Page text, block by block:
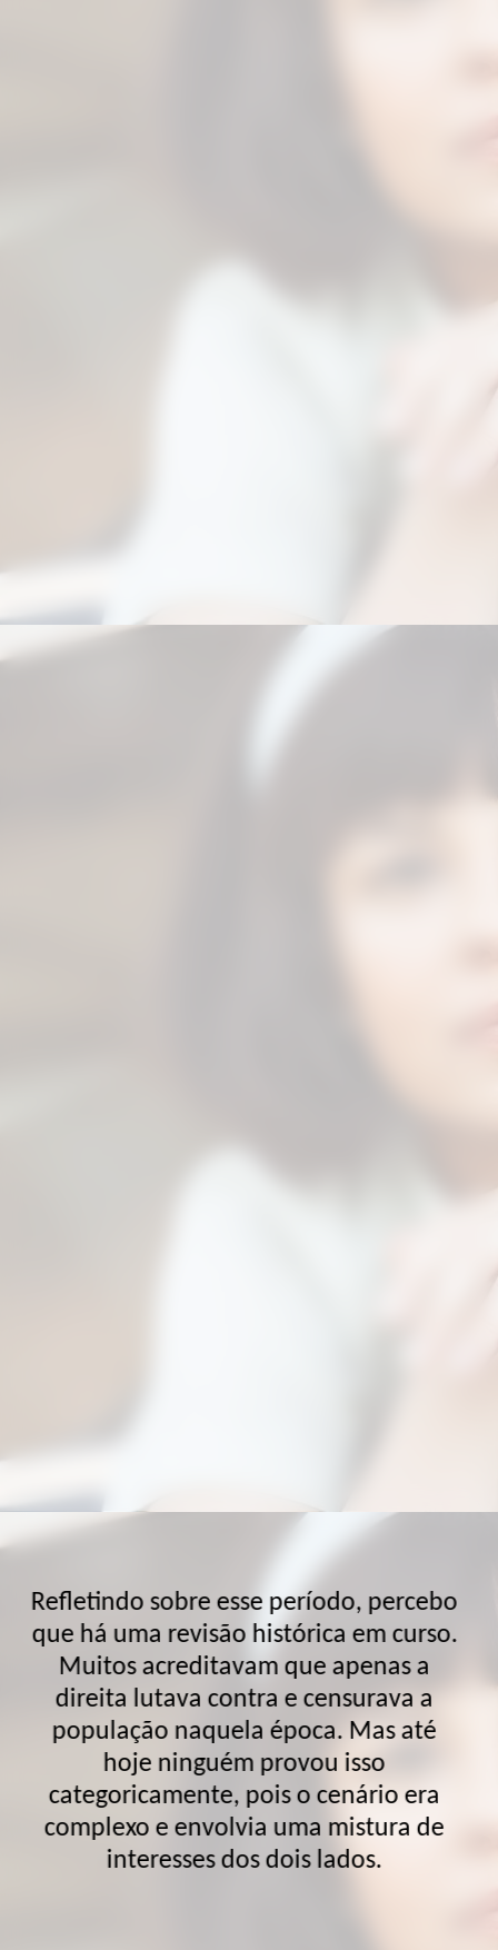
Refletindo sobre esse período, percebo
que há uma revisão histórica em curso.
Muitos acreditavam que apenas a
direita lutava contra e censurava a
população naquela época. Mas até
hoje ninguém provou isso
categoricamente, pois o cenário era
complexo e envolvia uma mistura de
interesses dos dois lados.